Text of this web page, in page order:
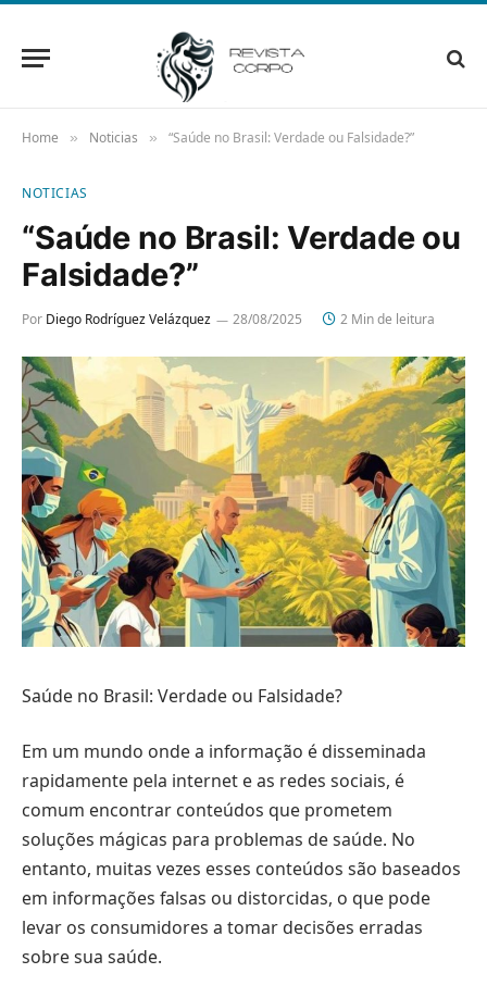
Home » Noticias » “Saúde no Brasil: Verdade ou Falsidade?”
NOTICIAS
“Saúde no Brasil: Verdade ou
Falsidade?”
Por Diego Rodríguez Velázquez 28/08/2025 2 Min de leitura
Saúde no Brasil: Verdade ou Falsidade?
Em um mundo onde a informação é disseminada
rapidamente pela internet e as redes sociais, é
comum encontrar conteúdos que prometem
soluções mágicas para problemas de saúde. No
entanto, muitas vezes esses conteúdos são baseados
em informações falsas ou distorcidas, o que pode
levar os consumidores a tomar decisões erradas
sobre sua saúde.